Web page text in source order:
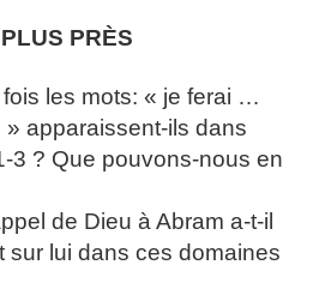
PRÈS
les mots: « je ferai …
apparaissent-ils dans
3 ? Que pouvons-nous en
de Dieu à Abram a-t-il
sur lui dans ces domaines